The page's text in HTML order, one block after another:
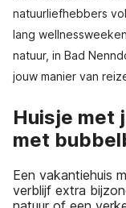
natuurliefhebbers
lang
natuur, in Bad
jouw manier van
Huisje met
met
Een vakantiehuis
verblijf extra